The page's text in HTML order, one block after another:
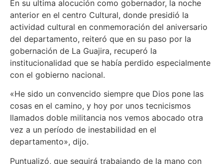
En su ultima alocución como gobernador, la noche
anterior en el centro Cultural, donde presidió la
actividad cultural en conmemoración del aniversario
del departamento, reiteró que en su paso por la
gobernación de La Guajira, recuperó la
institucionalidad que se había perdido especialmente
con el gobierno nacional.
«He sido un convencido siempre que Dios pone las
cosas en el camino, y hoy por unos tecnicismos
llamados doble militancia nos vemos abocado otra
vez a un período de inestabilidad en el
departamento», dijo.
Puntualizó, que seguirá trabajando de la mano con